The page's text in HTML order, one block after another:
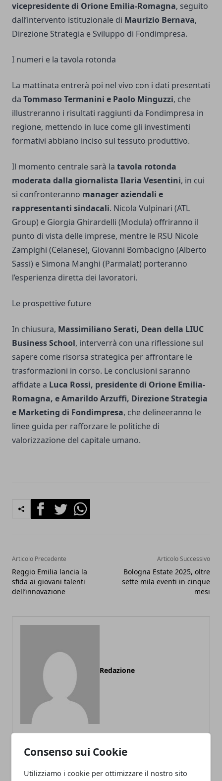
Consenso sui Cookie
Utilizziamo i cookie per ottimizzare il nostro sito
vicepresidente di Orione Emilia-Romagna, seguito
dall’intervento istituzionale di Maurizio Bernava,
Direzione Strategia e Sviluppo di Fondimpresa.
I numeri e la tavola rotonda
La mattinata entrerà poi nel vivo con i dati presentati
da Tommaso Termanini e Paolo Minguzzi, che
illustreranno i risultati raggiunti da Fondimpresa in
regione, mettendo in luce come gli investimenti
formativi abbiano inciso sul tessuto produttivo.
Il momento centrale sarà la tavola rotonda
moderata dalla giornalista Ilaria Vesentini, in cui
si confronteranno manager aziendali e
rappresentanti sindacali. Nicola Vulpinari (ATL
Group) e Giorgia Ghirardelli (Modula) offriranno il
punto di vista delle imprese, mentre le RSU Nicole
Zampighi (Celanese), Giovanni Bombacigno (Alberto
Sassi) e Simona Manghi (Parmalat) porteranno
l’esperienza diretta dei lavoratori.
Le prospettive future
In chiusura, Massimiliano Serati, Dean della LIUC
Business School, interverrà con una riflessione sul
sapere come risorsa strategica per affrontare le
trasformazioni in corso. Le conclusioni saranno
affidate a Luca Rossi, presidente di Orione Emilia-
Romagna, e Amarildo Arzuffi, Direzione Strategia
e Marketing di Fondimpresa, che delineeranno le
linee guida per rafforzare le politiche di
valorizzazione del capitale umano.
FacebookTwitterWhatsapp
Articolo Precedente
Reggio Emilia lancia la
sfida ai giovani talenti
dell’innovazione
Articolo Successivo
Bologna Estate 2025, oltre
sette mila eventi in cinque
mesi
Redazione